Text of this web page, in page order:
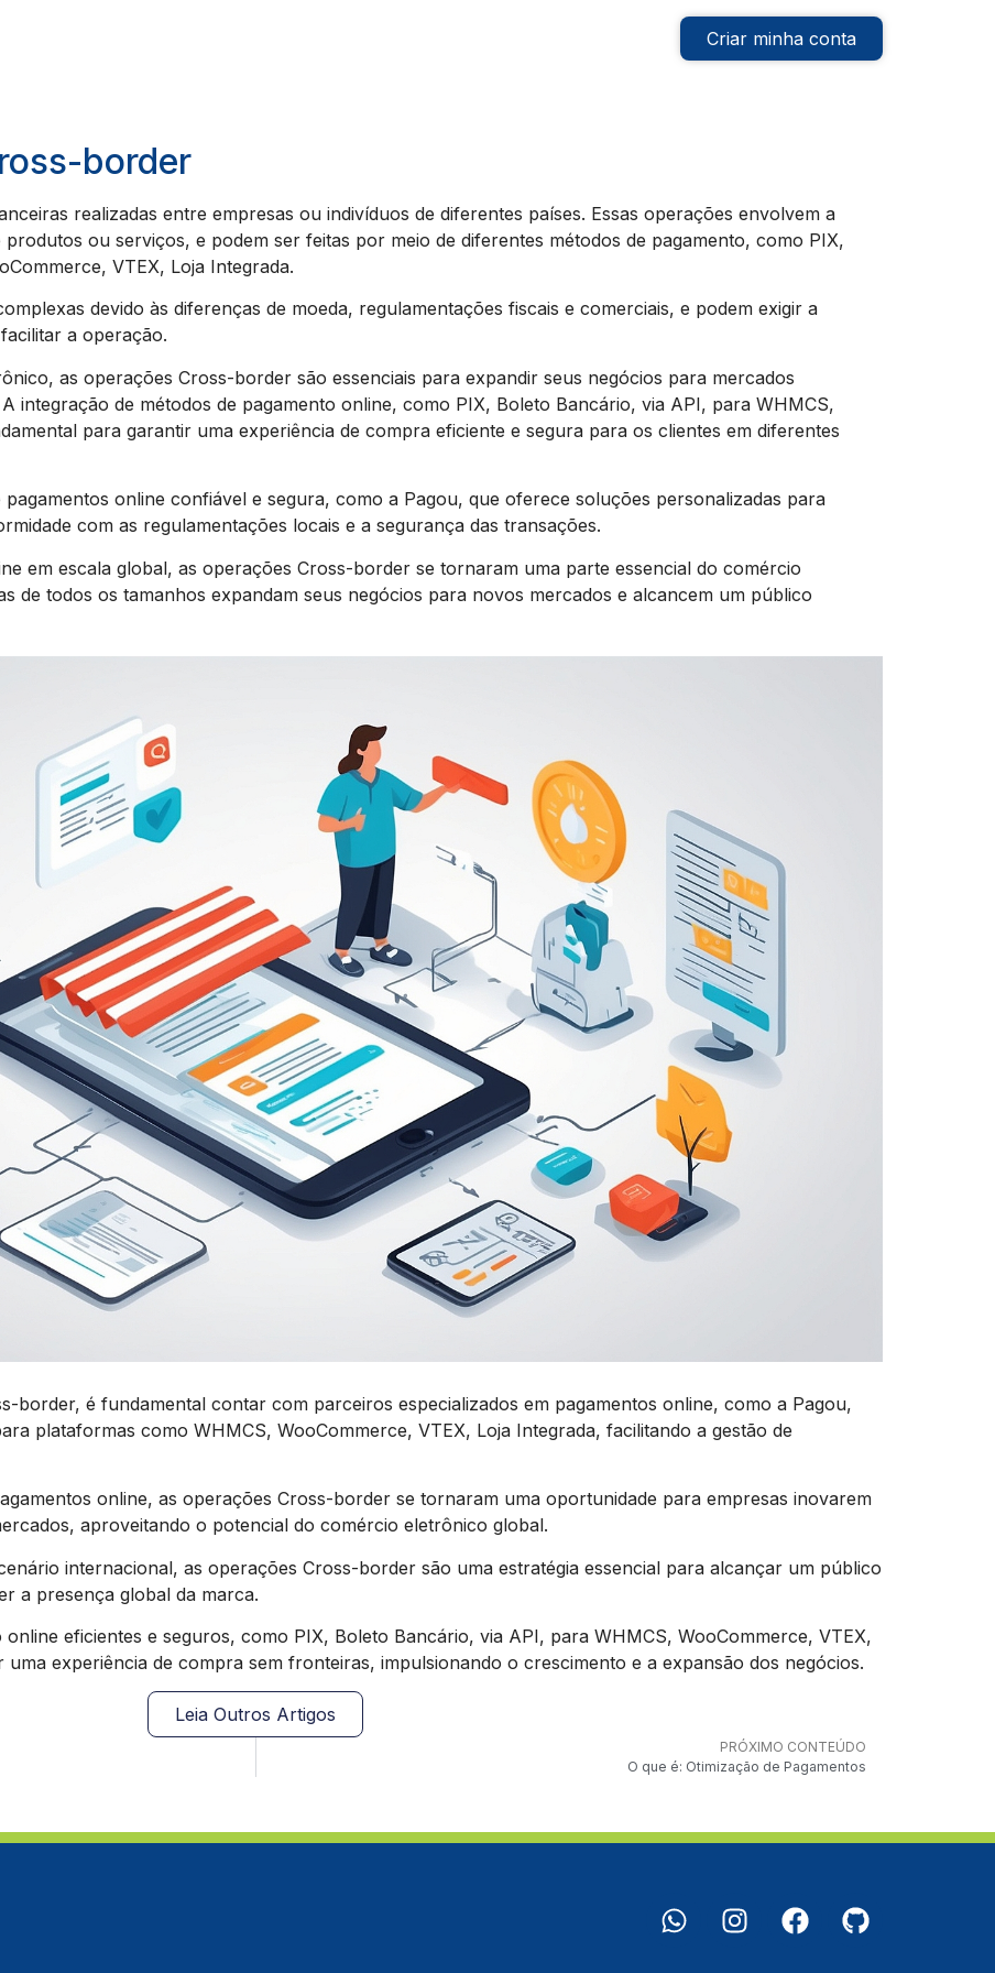
Criar minha conta
border
realizadas entre empresas ou indivíduos de diferentes países. Essas operações envolvem a
ou serviços, e podem ser feitas por meio de diferentes métodos de pagamento, como PIX,
VTEX, Loja Integrada.
devido às diferenças de moeda, regulamentações fiscais e comerciais, e podem exigir a
a operação.
as operações Cross-border são essenciais para expandir seus negócios para mercados
integração de métodos de pagamento online, como PIX, Boleto Bancário, via API, para WHMCS,
para garantir uma experiência de compra eficiente e segura para os clientes em diferentes
online confiável e segura, como a Pagou, que oferece soluções personalizadas para
com as regulamentações locais e a segurança das transações.
em escala global, as operações Cross-border se tornaram uma parte essencial do comércio
de todos os tamanhos expandam seus negócios para novos mercados e alcancem um público
border, é fundamental contar com parceiros especializados em pagamentos online, como a Pagou,
plataformas como WHMCS, WooCommerce, VTEX, Loja Integrada, facilitando a gestão de
online, as operações Cross-border se tornaram uma oportunidade para empresas inovarem
aproveitando o potencial do comércio eletrônico global.
internacional, as operações Cross-border são uma estratégia essencial para alcançar um público
a presença global da marca.
eficientes e seguros, como PIX, Boleto Bancário, via API, para WHMCS, WooCommerce, VTEX,
experiência de compra sem fronteiras, impulsionando o crescimento e a expansão dos negócios.
Leia Outros Artigos
PRÓXIMO CONTEÚDO
O que é: Otimização de Pagamentos